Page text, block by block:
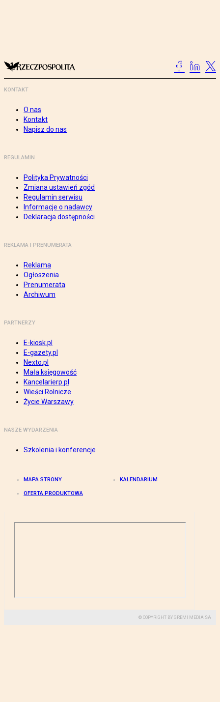
KONTAKT
O nas
Kontakt
Napisz do nas
REGULAMIN
Polityka Prywatności
Zmiana ustawień zgód
Regulamin serwisu
Informacje o nadawcy
Deklaracja dostępności
REKLAMA I PRENUMERATA
Reklama
Ogłoszenia
Prenumerata
Archiwum
PARTNERZY
E-kiosk.pl
E-gazety.pl
Nexto.pl
Mała księgowość
Kancelarierp.pl
Wieści Rolnicze
Życie Warszawy
NASZE WYDARZENIA
Szkolenia i konferencje
MAPA STRONY KALENDARIUM
OFERTA PRODUKTOWA
© COPYRIGHT BY GREMI MEDIA SA